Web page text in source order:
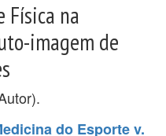
Física na
imagem de
do Esporte v.